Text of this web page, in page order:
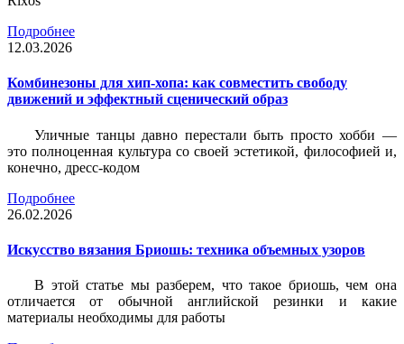
Подробнее
12.03.2026
Комбинезоны для хип-хопа: как совместить свободу
движений и эффектный сценический образ
Уличные танцы давно перестали быть просто хобби —
это полноценная культура со своей эстетикой, философией и,
конечно, дресс-кодом
Подробнее
26.02.2026
Искусство вязания Бриошь: техника объемных узоров
В этой статье мы разберем, что такое бриошь, чем она
отличается от обычной английской резинки и какие
материалы необходимы для работы